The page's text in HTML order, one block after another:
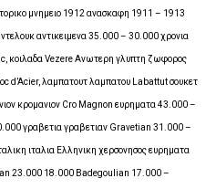
μνημειο 1912 ανασκαφη 1911 – 1913
αντικειμενα 35.000 – 30.000 χρονια
κοιλαδα Vezere Ανωτερη γλυπτη ζωφoρος
d’Acier, λαμπατουτ λαμπατου Labattut σουκετ
κρομανιον Cro Magnon ευρηματα 43.000 –
γραβετια γραβετιαν Gravetian 31.000 –
ιταλια Ελληνικη χερσονησος ευρηματα
23.000 18.000 Badegoulian 17.000 –